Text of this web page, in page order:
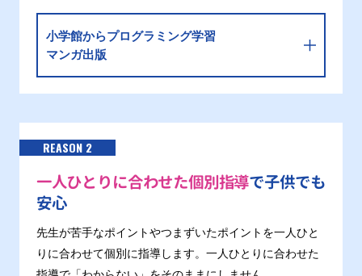
小学館からプログラミング学習
マンガ出版
REASON 2
一人ひとりに合わせた個別指導で子供でも
安心
先生が苦手なポイントやつまずいたポイントを一人ひと
りに合わせて個別に指導します。一人ひとりに合わせた